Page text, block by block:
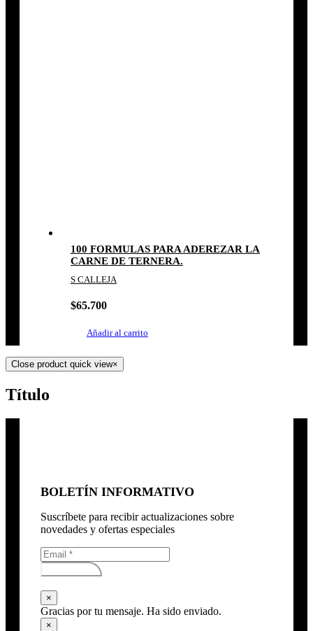
100 FORMULAS PARA ADEREZAR LA
CARNE DE TERNERA.
S CALLEJA
$65.700
Añadir al carrito
Close product quick view×
Título
BOLETÍN INFORMATIVO
Suscríbete para recibir actualizaciones sobre
novedades y ofertas especiales
Subscribirse
×
Gracias por tu mensaje. Ha sido enviado.
×